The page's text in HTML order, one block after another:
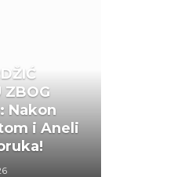
ZBOG
Nakon
i Aneli